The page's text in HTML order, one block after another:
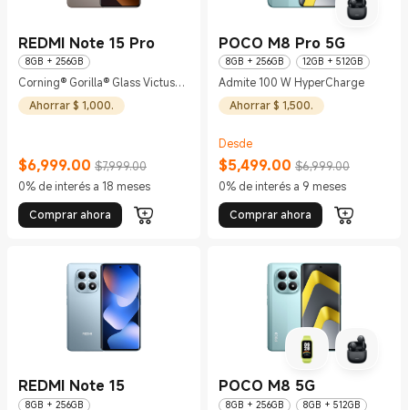
REDMI Note 15 Pro
8GB + 256GB
Corning® Gorilla® Glass Victus®
2
Ahorrar $ 1,000.
$6,999.00
Current Price $6999
$7,999.00
Precio de comercialización $7,999.00
0% de interés a 18 meses
Comprar ahora
POCO M8 Pro 5G
8GB + 256GB 12GB + 512GB
Admite 100 W HyperCharge
Ahorrar $ 1,500.
Desde
$5,499.00
Current Price $5499
$6,999.00
Precio de comercialización
0% de interés a 9 meses
Comprar ahora
REDMI Note 15
8GB + 256GB
POCO M8 5G
8GB + 256GB 8GB + 512GB